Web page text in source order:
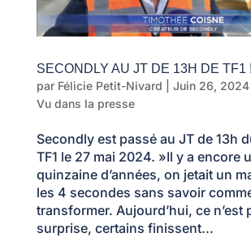
SECONDLY AU JT DE 13H DE TF1 !
par Félicie Petit-Nivard Juin 26, 2024
Vu dans la presse
Secondly est passé au JT de 13h
TF1 le 27 mai 2024. »Il y a encore
quinzaine d’années, on jetait un
les 4 secondes sans savoir
transformer. Aujourd’hui, ce n’est
surprise, certains finissent...